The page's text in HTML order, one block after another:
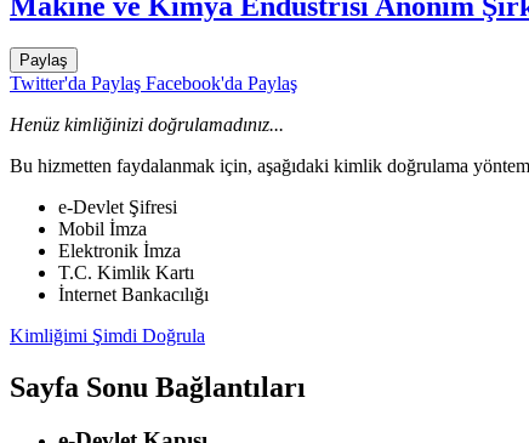
Paylaş
Twitter'da Paylaş Facebook'da Paylaş
Henüz kimliğinizi doğrulamadınız...
Bu hizmetten faydalanmak için, aşağıdaki kimlik doğrulama
e-Devlet Şifresi
Mobil İmza
Elektronik İmza
T.C. Kimlik Kartı
İnternet Bankacılığı
Kimliğimi Şimdi Doğrula
Sayfa Sonu Bağlantıları